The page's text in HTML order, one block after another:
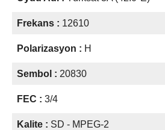
Frekans : 12610
Polarizasyon : H
Sembol : 20830
FEC : 3/4
Kalite : SD - MPEG-2